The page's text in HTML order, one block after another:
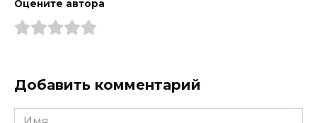
Оцените автора
Добавить комментарий
Имя